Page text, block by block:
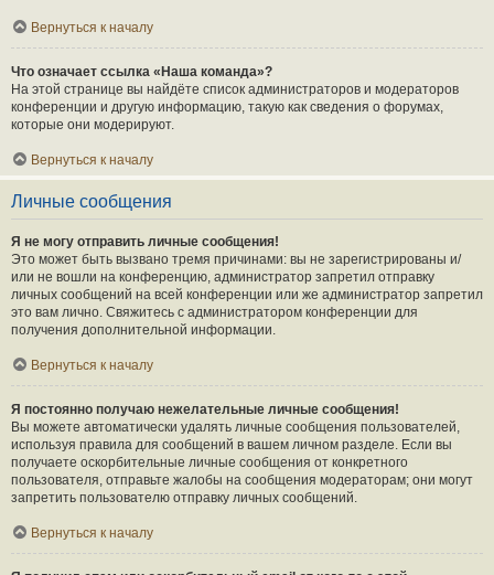
Вернуться к началу
Что означает ссылка «Наша команда»?
На этой странице вы найдёте список администраторов и модераторов
конференции и другую информацию, такую как сведения о форумах,
которые они модерируют.
Вернуться к началу
Личные сообщения
Я не могу отправить личные сообщения!
Это может быть вызвано тремя причинами: вы не зарегистрированы и/
или не вошли на конференцию, администратор запретил отправку
личных сообщений на всей конференции или же администратор запретил
это вам лично. Свяжитесь с администратором конференции для
получения дополнительной информации.
Вернуться к началу
Я постоянно получаю нежелательные личные сообщения!
Вы можете автоматически удалять личные сообщения пользователей,
используя правила для сообщений в вашем личном разделе. Если вы
получаете оскорбительные личные сообщения от конкретного
пользователя, отправьте жалобы на сообщения модераторам; они могут
запретить пользователю отправку личных сообщений.
Вернуться к началу